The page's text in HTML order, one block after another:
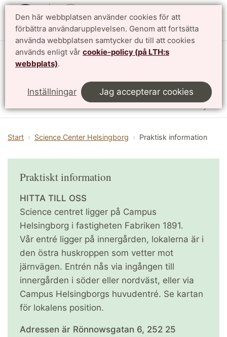
Den här webbplatsen använder cookies för att
förbättra användarupplevelsen. Genom att fortsätta
använda webbplatsen samtycker du till att cookies
används enligt vår cookie-policy (på LTH:s
webbplats).
Inställningar Jag accepterar cookies
Vattenhallen Science Center
Meny
Start Science Center Helsingborg Praktisk information
Praktiskt information
HITTA TILL OSS
Science centret ligger på Campus
Helsingborg i fastigheten Fabriken 1891.
Vår entré ligger på innergården, lokalerna är i
den östra huskroppen som vetter mot
järnvägen. Entrén nås via ingången till
innergården i söder eller nordväst, eller via
Campus Helsingborgs huvudentré. Se kartan
för lokalens position.
Adressen är Rönnowsgatan 6, 252 25